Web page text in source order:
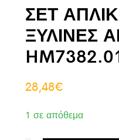
ΣΕΤ
ΞΥΛΙΝΕΣ
28,48€
1 σε απόθεμα